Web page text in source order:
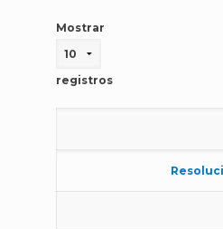
Mostrar
registros